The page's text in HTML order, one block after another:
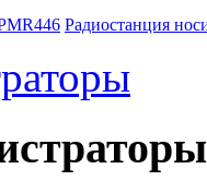
Радиостанция